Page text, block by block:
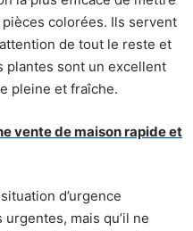
colorées. Ils servent
de tout le reste et
plantes sont un excellent
pleine et fraîche.
vente de maison rapide et
d’urgence
mais qu’il ne